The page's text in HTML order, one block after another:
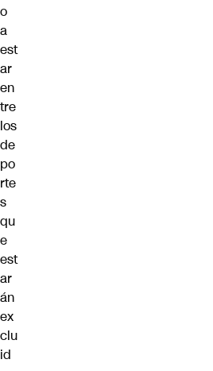
o
a
est
ar
en
tre
los
de
po
rte
s
qu
e
est
ar
án
ex
clu
id